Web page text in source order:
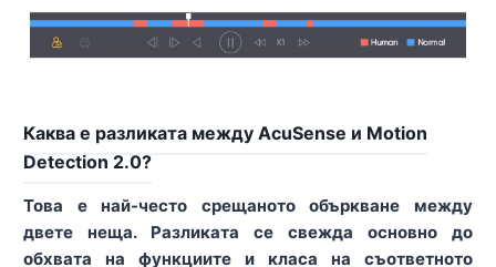
Каква е разликата между AcuSense и Motion
Detection 2.0?
Това е най-често срещаното объркване между
двете неща. Разликата се свежда основно до
обхвата на функциите и класа на съответното